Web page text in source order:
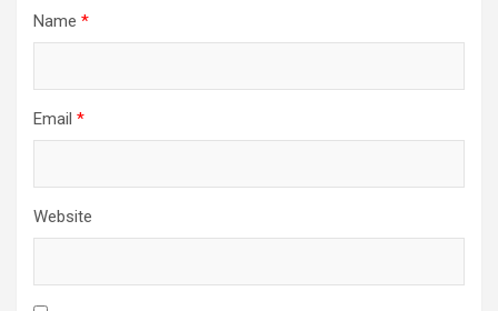
Name *
Email *
Website